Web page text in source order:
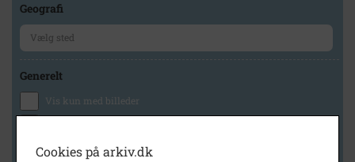
Geografi
Generelt
Vis kun med billeder
Vis kun med lydklip
Cookies på arkiv.dk